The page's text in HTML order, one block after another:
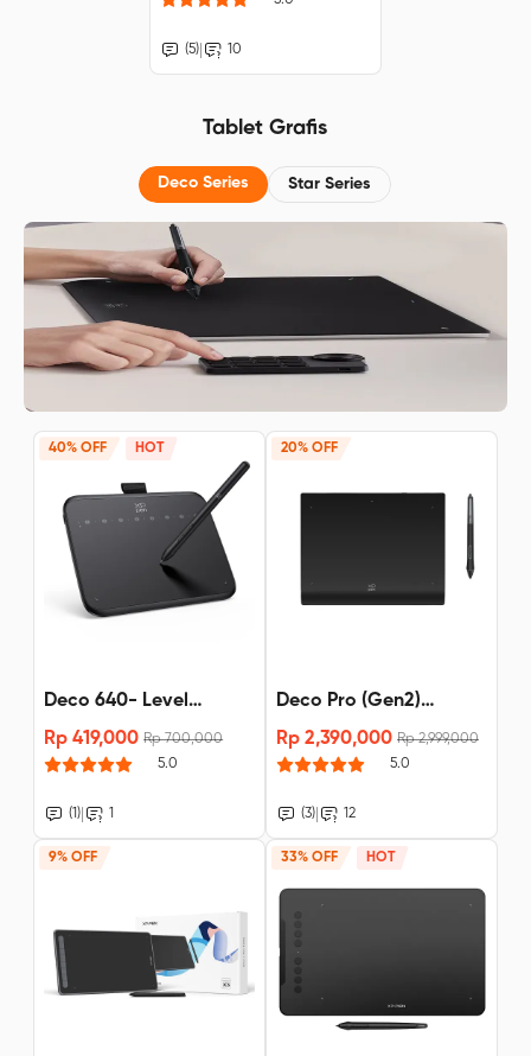
(5) 10
Tablet Grafis
Deco Series Star Series
40% OFF HOT
Deco 640- Level
Tekanan 16K
Rp 419,000 Rp 700,000
5.0
(1) 1
20% OFF
Deco Pro (Gen2)
Bluetooth -16K X3 pro
stylus
Rp 2,390,000 Rp 2,999,000
5.0
(3)| 12
9% OFF 33% OFF HOT